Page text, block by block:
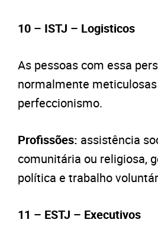
10 – ISTJ – Logisticos
As pessoas com essa
normalmente
perfeccionismo.
Profissões: assistência
comunitária ou religiosa,
política e trabalho
11 – ESTJ – Executivos